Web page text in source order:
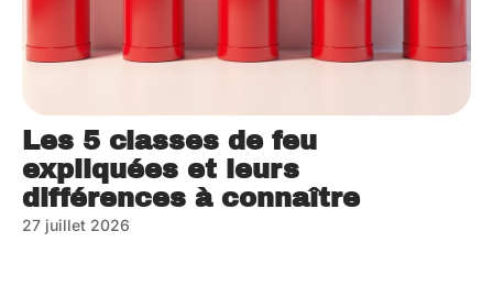
Les 5 classes de feu
expliquées et leurs
différences à connaître
27 juillet 2026